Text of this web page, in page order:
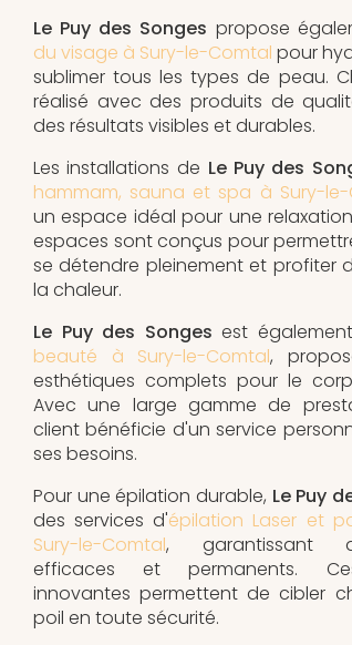
Le Puy des Songes propose
du visage à Sury-le-Comtal pour
sublimer tous les types de peau.
réalisé avec des produits de
des résultats visibles et durables.
Les installations de Le Puy des
hammam, sauna et spa à Sury-le-
un espace idéal pour une
espaces sont conçus pour
se détendre pleinement et profiter
la chaleur.
Le Puy des Songes est
beauté à Sury-le-Comtal,
esthétiques complets pour le
Avec une large gamme de
client bénéficie d'un service
ses besoins.
Pour une épilation durable, Le Puy
des services d'épilation Laser et
Sury-le-Comtal, garantissant
efficaces et permanents.
innovantes permettent de cibler
poil en toute sécurité.